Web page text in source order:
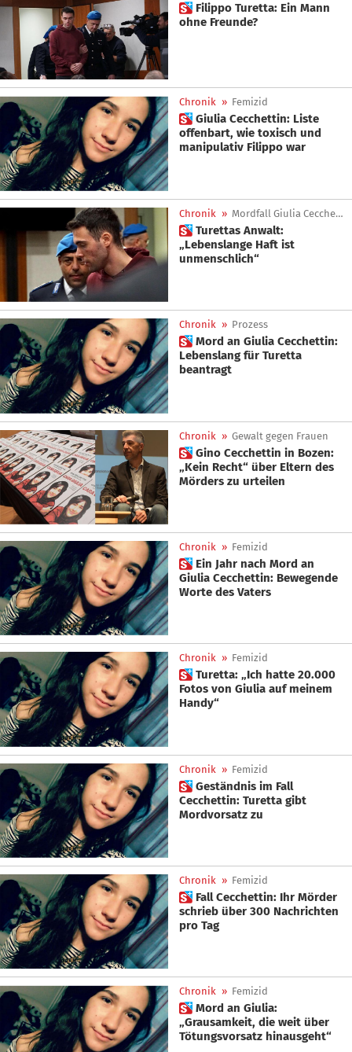
 Filippo Turetta: Ein Mann
ohne Freunde?
Chronik » Femizid
 Giulia Cecchettin: Liste
offenbart, wie toxisch und
manipulativ Filippo war
Chronik » Mordfall Giulia Cecchettin
 Turettas Anwalt:
„Lebenslange Haft ist
unmenschlich“
Chronik » Prozess
 Mord an Giulia Cecchettin:
Lebenslang für Turetta
beantragt
Chronik » Gewalt gegen Frauen
 Gino Cecchettin in Bozen:
„Kein Recht“ über Eltern des
Mörders zu urteilen
Chronik » Femizid
 Ein Jahr nach Mord an
Giulia Cecchettin: Bewegende
Worte des Vaters
Chronik » Femizid
 Turetta: „Ich hatte 20.000
Fotos von Giulia auf meinem
Handy“
Chronik » Femizid
 Geständnis im Fall
Cecchettin: Turetta gibt
Mordvorsatz zu
Chronik » Femizid
 Fall Cecchettin: Ihr Mörder
schrieb über 300 Nachrichten
pro Tag
Chronik » Femizid
 Mord an Giulia:
„Grausamkeit, die weit über
Tötungsvorsatz hinausgeht“